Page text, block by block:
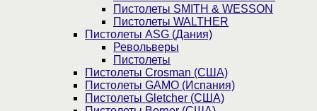
Пистолеты SMITH & WESSON
Пистолеты WALTHER
Пистолеты ASG (Дания)
Револьверы
Пистолеты
Пистолеты Crosman (США)
Пистолеты GAMO (Испания)
Пистолеты Gletcher (США)